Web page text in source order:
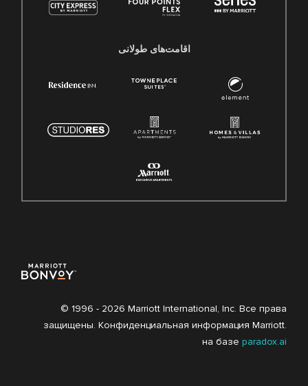
اقامت‌های طولانی
© 1996 - 2026 Marriott International, Inc. Все права
защищены. Конфиденциальная информация Marriott.
на базе paradox.ai